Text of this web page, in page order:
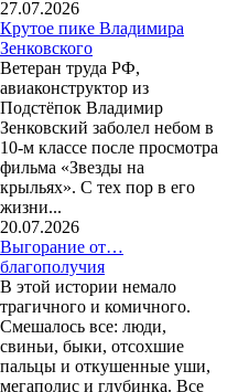
27.07.2026
Крутое пике Владимира
Зенковского
Ветеран труда РФ,
авиаконструктор из
Подстёпок Владимир
Зенковский заболел небом в
10-м классе после просмотра
фильма «Звезды на
крыльях». С тех пор в его
жизни...
20.07.2026
Выгорание от…
благополучия
В этой истории немало
трагичного и комичного.
Смешалось все: люди,
свиньи, быки, отсохшие
пальцы и откушенные уши,
мегаполис и глубинка. Все